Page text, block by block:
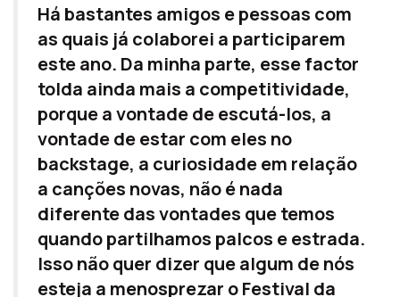
Há bastantes amigos e pessoas com
as quais já colaborei a participarem
este ano. Da minha parte, esse factor
tolda ainda mais a competitividade,
porque a vontade de escutá-los, a
vontade de estar com eles no
backstage, a curiosidade em relação
a canções novas, não é nada
diferente das vontades que temos
quando partilhamos palcos e estrada.
Isso não quer dizer que algum de nós
esteja a menosprezar o Festival da